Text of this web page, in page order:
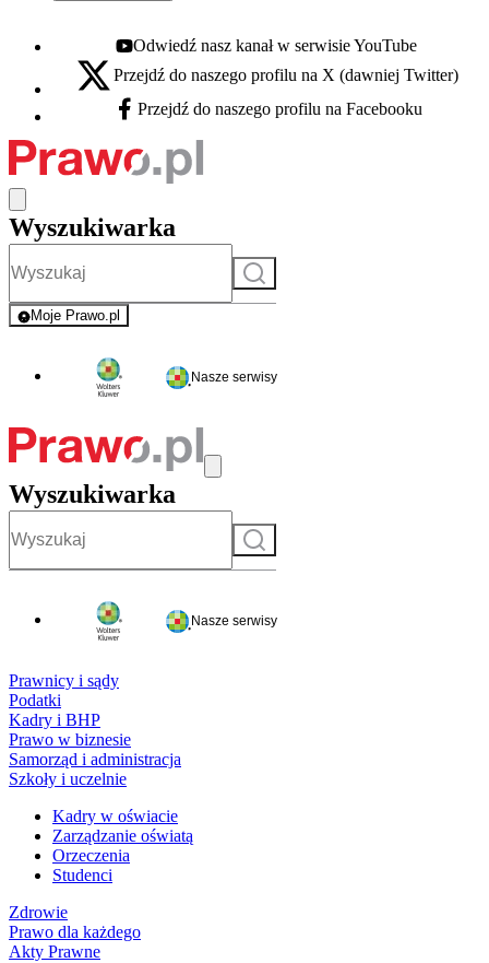
Youtube - otwiera się w nowej karcie
Odwiedź nasz kanał w serwisie YouTube
X - otwiera się w nowej karcie
Przejdź do naszego profilu na X (dawniej Twitter)
Facebook - otwiera się w nowej karcie
Przejdź do naszego profilu na Facebooku
Wyszukiwarka
Szukaj
Moje Prawo.pl
- rejestracja i logowanie do serwisu
Nasze serwisy
Wyszukiwarka
Szukaj
Nasze serwisy
Prawnicy i sądy
Podatki
Kadry i BHP
Prawo w biznesie
Samorząd i administracja
Szkoły i uczelnie
Kadry w oświacie
Zarządzanie oświatą
Orzeczenia
Studenci
Zdrowie
Prawo dla każdego
Akty Prawne